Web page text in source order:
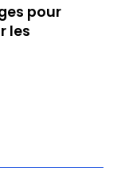
pour
les